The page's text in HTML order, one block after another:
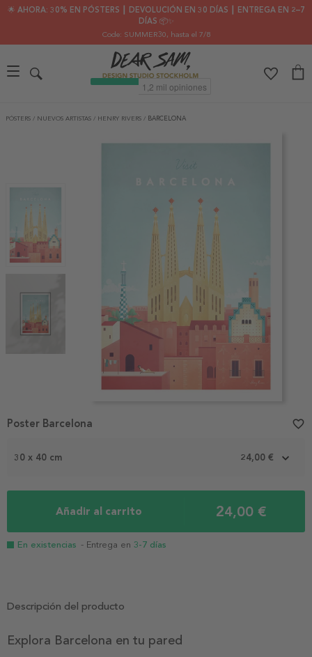
🌟 AHORA: 30% EN PÓSTERS ┃ DEVOLUCIÓN EN 30 DÍAS ┃ ENTREGA EN 2–7
DÍAS 📦✨
Code: SUMMER30, hasta el 7/8
PÓSTERS / NUEVOS ARTISTAS / HENRY RIVERS / BARCELONA
1
30 x 40 cm 24,00 €
Añadir al carrito 24,00 €
En existencias - Entrega en 3-7 días
Poster Barcelona favorite_border
Descripción del producto
Explora Barcelona en tu pared